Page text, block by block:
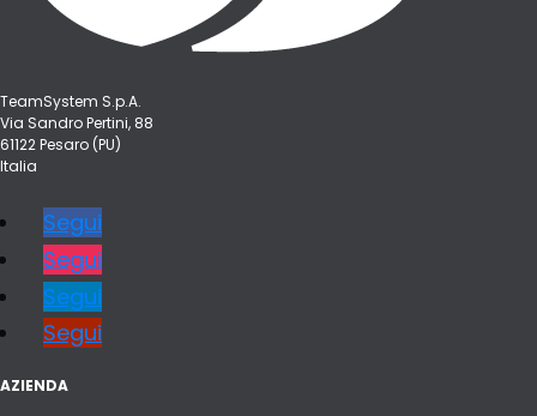
TeamSystem S.p.A.
Via Sandro Pertini, 88
61122 Pesaro (PU)
Italia
Segui
Segui
Segui
Segui
AZIENDA